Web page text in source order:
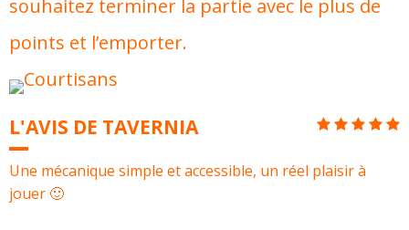
souhaitez terminer la partie avec le plus de
points et l’emporter.
L'AVIS DE TAVERNIA
Une mécanique simple et accessible, un réel plaisir à
jouer 🙂